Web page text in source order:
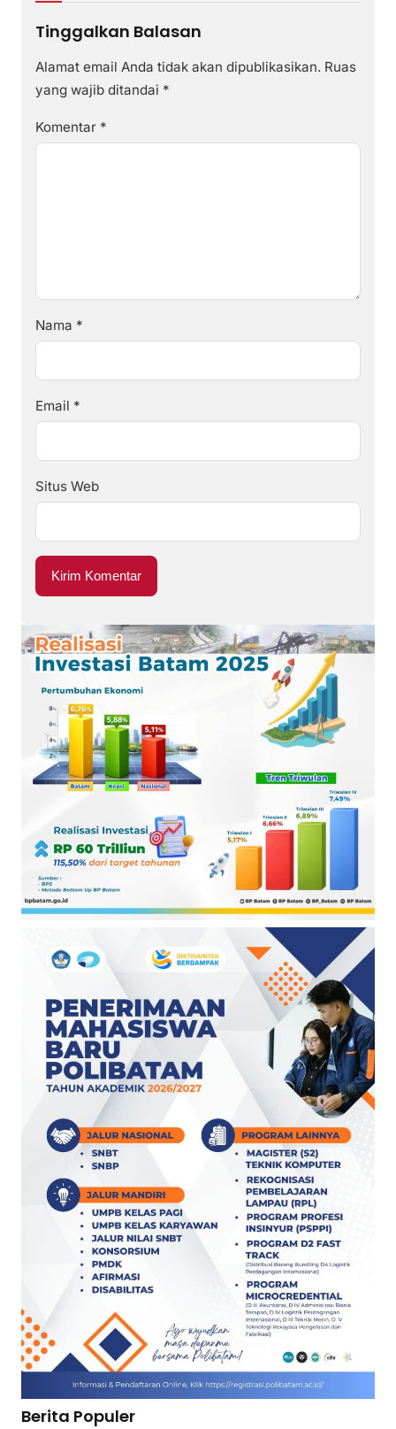
Tinggalkan Balasan
Alamat email Anda tidak akan dipublikasikan. Ruas
yang wajib ditandai *
Komentar *
Nama *
Email *
Situs Web
Berita Populer